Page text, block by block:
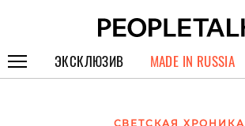
ЭКСКЛЮЗИВ MADE IN RUSSIA
СВЕТСКАЯ ХРОНИКА